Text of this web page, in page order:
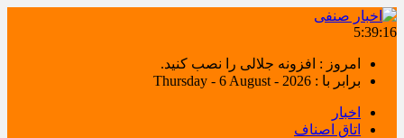
5:39:17
امروز : افزونه جلالی را نصب کنید.
برابر با : Thursday - 6 August - 2026
اخبار
اتاق اصناف